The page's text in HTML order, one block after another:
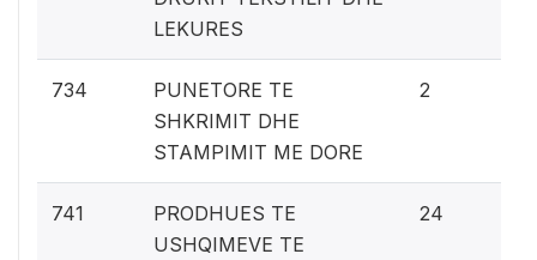
LEKURES
734
PUNETORE TE
SHKRIMIT DHE
STAMPIMIT ME DORE
2
741
PRODHUES TE
USHQIMEVE TE
24